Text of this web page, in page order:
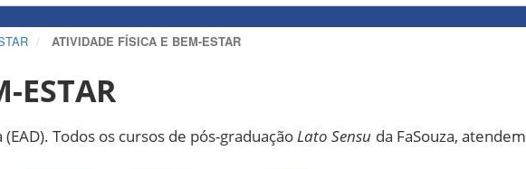
ATIVIDADE FÍSICA E BEM-ESTAR
ESTAR
(EAD). Todos os cursos de pós-graduaçãoLato Sensu da FaSouza,